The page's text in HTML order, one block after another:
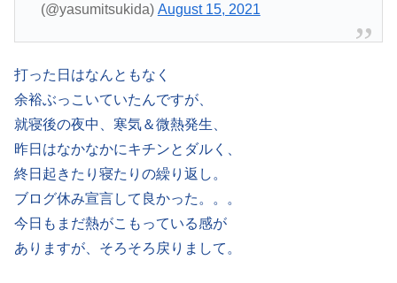
(@yasumitsukida) August 15, 2021
打った日はなんともなく
余裕ぶっこいていたんですが、
就寝後の夜中、寒気＆微熱発生、
昨日はなかなかにキチンとダルく、
終日起きたり寝たりの繰り返し。
ブログ休み宣言して良かった。。。
今日もまだ熱がこもっている感が
ありますが、そろそろ戻りまして。